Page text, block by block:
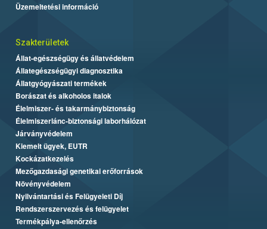
Üzemeltetési információ
Szakterületek
Állat-egészségügy és állatvédelem
Állategészségügyi diagnosztika
Állatgyógyászati termékek
Borászat és alkoholos italok
Élelmiszer- és takarmánybiztonság
Élelmiszerlánc-biztonsági laborhálózat
Járványvédelem
Kiemelt ügyek, EUTR
Kockázatkezelés
Mezőgazdasági genetikai erőforrások
Növényvédelem
Nyilvántartási és Felügyeleti Díj
Rendszerszervezés és felügyelet
Termékpálya-ellenőrzés